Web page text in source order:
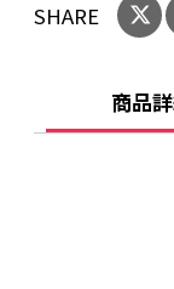
■作り方
1.)鍋にたっ
2.)沸騰した
SHARE
商品